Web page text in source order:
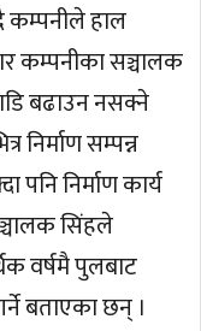
कम्पनीले हाल
कम्पनीका सञ्चालक
बढाउन नसक्ने
निर्माण सम्पन्न
पनि निर्माण कार्य
सिंहले
वर्षमै पुलबाट
बताएका छन् ।